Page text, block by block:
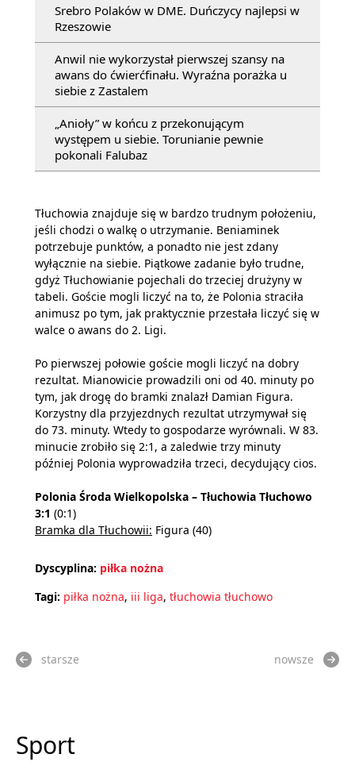
Srebro Polaków w DME. Duńczycy najlepsi w
Rzeszowie
Anwil nie wykorzystał pierwszej szansy na
awans do ćwierćfinału. Wyraźna porażka u
siebie z Zastalem
„Anioły” w końcu z przekonującym
występem u siebie. Torunianie pewnie
pokonali Falubaz
Tłuchowia znajduje się w bardzo trudnym położeniu,
jeśli chodzi o walkę o utrzymanie. Beniaminek
potrzebuje punktów, a ponadto nie jest zdany
wyłącznie na siebie. Piątkowe zadanie było trudne,
gdyż Tłuchowianie pojechali do trzeciej drużyny w
tabeli. Goście mogli liczyć na to, że Polonia straciła
animusz po tym, jak praktycznie przestała liczyć się w
walce o awans do 2. Ligi.
Po pierwszej połowie goście mogli liczyć na dobry
rezultat. Mianowicie prowadzili oni od 40. minuty po
tym, jak drogę do bramki znalazł Damian Figura.
Korzystny dla przyjezdnych rezultat utrzymywał się
do 73. minuty. Wtedy to gospodarze wyrównali. W 83.
minucie zrobiło się 2:1, a zaledwie trzy minuty
później Polonia wyprowadziła trzeci, decydujący cios.
Polonia Środa Wielkopolska – Tłuchowia Tłuchowo
3:1 (0:1)
Bramka dla Tłuchowii: Figura (40)
Dyscyplina: piłka nożna
Tagi: piłka nożna, iii liga, tłuchowia tłuchowo
starsze nowsze
Sport